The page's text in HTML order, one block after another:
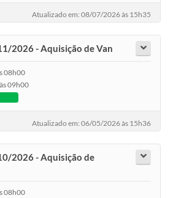
Atualizado em: 08/07/2026 às 15h35
2026 - Aquisição de Van
08h00
09h00
Atualizado em: 06/05/2026 às 15h36
2026 - Aquisição de
08h00